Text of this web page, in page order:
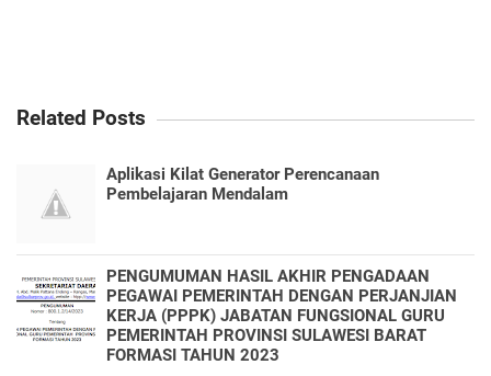
Related Posts
Aplikasi Kilat Generator Perencanaan
Pembelajaran Mendalam
PENGUMUMAN HASIL AKHIR PENGADAAN
PEGAWAI PEMERINTAH DENGAN PERJANJIAN
KERJA (PPPK) JABATAN FUNGSIONAL GURU
PEMERINTAH PROVINSI SULAWESI BARAT
FORMASI TAHUN 2023